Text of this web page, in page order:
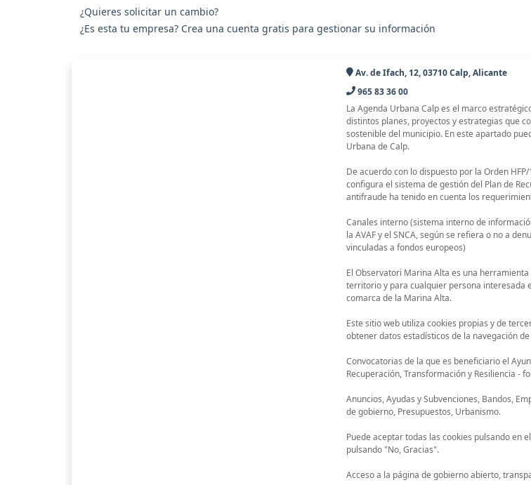
¿Quieres solicitar un cambio?
¿Es esta tu empresa? Crea una cuenta gratis para gestionar su información
Av. de Ifach, 12, 03710 Calp, Alicante
965 83 36 00
La Agenda Urbana Calp es el marco
distintos planes, proyectos y estrategias que
sostenible del municipio. En este apartado
Urbana de Calp.
De acuerdo con lo dispuesto por la Orden
configura el sistema de gestión del Plan de
antifraude ha tenido en cuenta los
Canales interno (sistema interno de
la AVAF y el SNCA, según se refiera o no a
vinculadas a fondos europeos)
El Observatori Marina Alta es una
territorio y para cualquier persona interesada
comarca de la Marina Alta.
Este sitio web utiliza cookies propias y de
obtener datos estadísticos de la navegación
Convocatorias de la que es beneficiario el
Recuperación, Transformación y Resiliencia -
Anuncios, Ayudas y Subvenciones, Bandos,
de gobierno, Presupuestos, Urbanismo.
Puede aceptar todas las cookies pulsando en
pulsando "No, Gracias".
Acceso a la página de gobierno abierto,